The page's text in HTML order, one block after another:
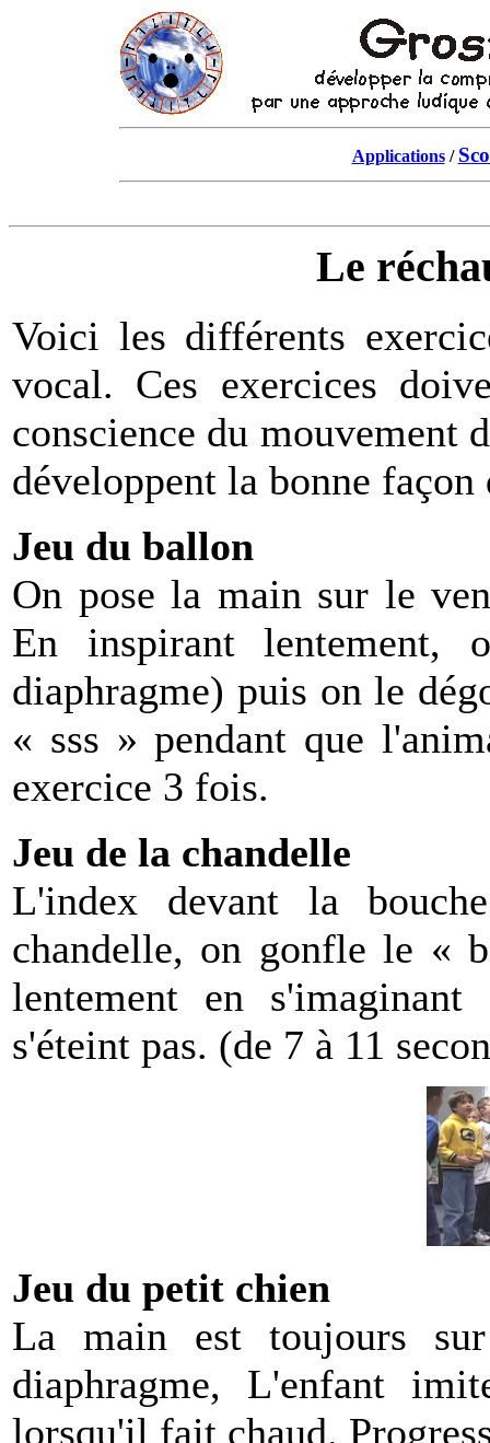
Applications/
Le
Voici les différents
vocal. Ces exercices
conscience du mouvement
développent la bonne façon
Jeu du ballon
On pose la main sur le
En inspirant
diaphragme) puis on le
« sss » pendant que
exercice 3 fois.
Jeu de la chandelle
L'index devant la
chandelle, on gonfle le «
lentement en
s'éteint pas. (de 7 à 11
Jeu du petit chien
La main est toujours
diaphragme, L'enfant
lorsqu'il fait chaud.